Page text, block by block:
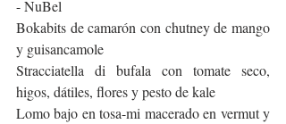
- NuBel
Bokabits de camarón con chutney de mango
y guisancamole
Stracciatella di bufala con tomate seco,
higos, dátiles, flores y pesto de kale
Lomo bajo en tosa-mi macerado en vermut y